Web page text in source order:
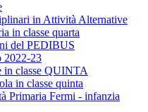
in Attività Alternative
in classe quarta
del PEDIBUS
2022-23
in classe QUINTA
in classe quinta
Primaria Fermi - infanzia